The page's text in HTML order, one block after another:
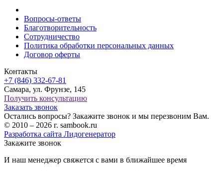
Вопросы-ответы
Благотворительность
Сотрудничество
Политика обработки персональных данных
Договор оферты
Контакты
+7 (846) 332-67-81
Самара, ул. Фрунзе, 145
Получить консультацию
Заказать звонок
Остались вопросы? Закажите звонок и мы перезвоним Вам.
© 2010 – 2026 г. sambook.ru
Разработка сайта Лидогенератор
Закажите звонок
И наш менеджер свяжется с вами в ближайшее время